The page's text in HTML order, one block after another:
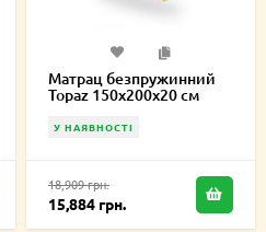
Матрац безпружинний
Topaz 150х200х20 см
У НАЯВНОСТІ
18,909 грн.
15,884 грн.